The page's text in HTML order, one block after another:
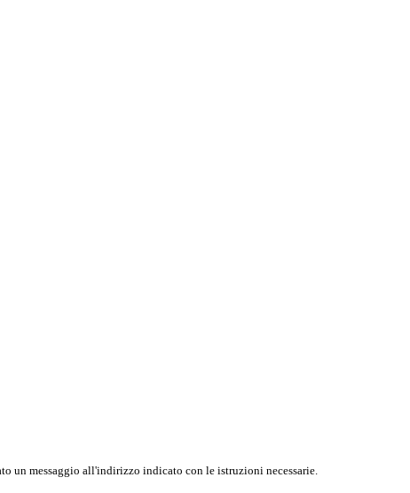
un messaggio all'indirizzo indicato con le istruzioni necessarie.